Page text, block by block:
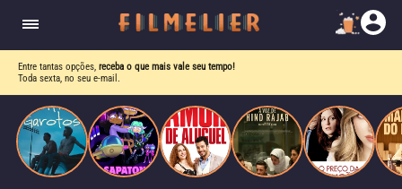
Entre tantas opções, receba o que mais vale seu tempo!
Toda sexta, no seu e-mail.
aceitação.